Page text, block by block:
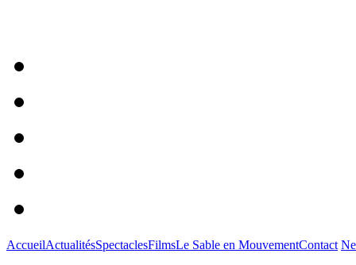
AccueilActualitésSpectaclesFilmsLe Sable en MouvementContact